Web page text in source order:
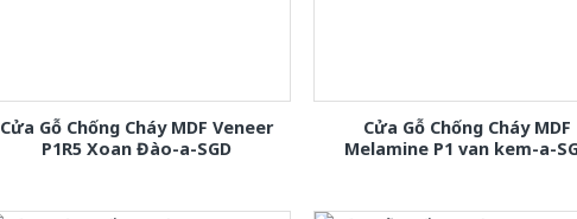
Cửa Gỗ Chống Cháy MDF Veneer
P1R5 Xoan Đào-a-SGD
Cửa Gỗ Chống Cháy MDF
Melamine P1 van kem-a-